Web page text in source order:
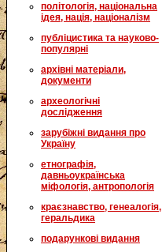
політологія, національна
ідея, нація, націоналізм
публіцистика та науково-
популярні
архівні матеріали,
документи
археологічні
дослідження
зарубіжні видання про
Україну
етнографія,
давньоукраїнська
міфологія, антропологія
краєзнавство, генеалогія,
геральдика
подарункові видання